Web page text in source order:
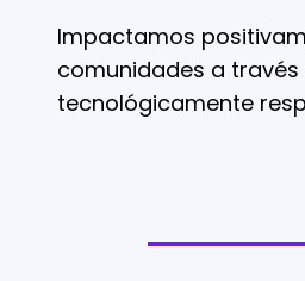
Impactamos
comunidades a
tecnológicamente